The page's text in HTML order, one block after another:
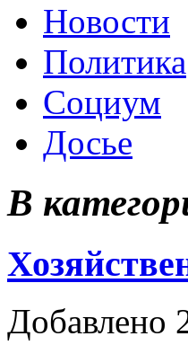
Новости
Политика
Социум
Досье
В
Добавлено